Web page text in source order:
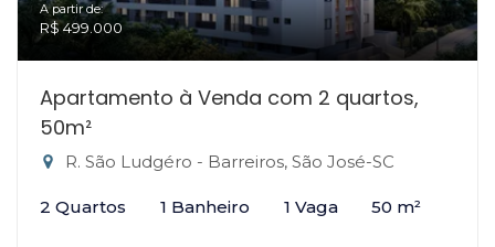
A partir de:
R$ 499.000
Apartamento à Venda com 2 quartos,
50m²
R. São Ludgéro - Barreiros, São José-SC
2 Quartos 1 Banheiro 1 Vaga 50 m²